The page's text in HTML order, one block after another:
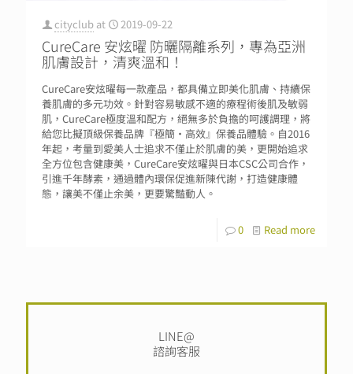
cityclub at 2019-09-22
CureCare 安炫曜 防曬隔離系列，專為亞洲
肌膚設計，清爽溫和！
CureCare安炫曜每一款產品，都具備立即美化肌膚、持續保
養肌膚的多元功效。針對容易敏感不適的療程術後肌及敏弱
肌，CureCare極度溫和配方，絕無多於負擔的呵護調理，將
給您比擬頂級保養品牌『極簡‧高效』保養品體驗。自2016
年起，考量到愛美人士追求不僅止於肌膚的美，更開始追求
全方位包含健康美，CureCare安炫曜與日本CSC公司合作，
引進千年酵素，通過體內環保促進新陳代謝，打造健康體
態，讓美不僅止余美，更要驚豔動人。
0 Read more
LINE@
諮詢客服